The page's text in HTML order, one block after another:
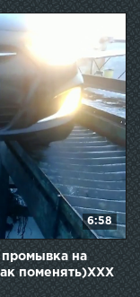
6:58
промывка на
поменять)XXX